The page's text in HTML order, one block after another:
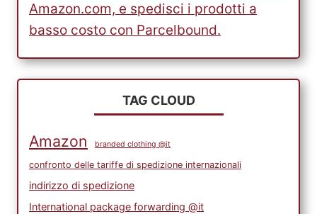
Amazon.com, e spedisci i prodotti a
basso costo con Parcelbound.
TAG CLOUD
Amazon branded clothing @it
confronto delle tariffe di spedizione internazionali
indirizzo di spedizione
International package forwarding @it